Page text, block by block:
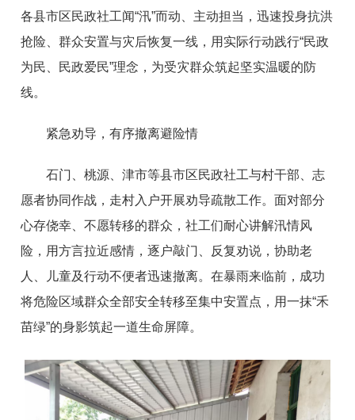
各县市区民政社工闻“汛”而动、主动担当，迅速投身抗洪
抢险、群众安置与灾后恢复一线，用实际行动践行“民政
为民、民政爱民”理念，为受灾群众筑起坚实温暖的防
线。
紧急劝导，有序撤离避险情
石门、桃源、津市等县市区民政社工与村干部、志
愿者协同作战，走村入户开展劝导疏散工作。面对部分
心存侥幸、不愿转移的群众，社工们耐心讲解汛情风
险，用方言拉近感情，逐户敲门、反复劝说，协助老
人、儿童及行动不便者迅速撤离。在暴雨来临前，成功
将危险区域群众全部安全转移至集中安置点，用一抹“禾
苗绿”的身影筑起一道生命屏障。